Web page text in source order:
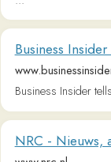
NRC - Nieuws,
www.nrc.nl
Nieuws, duiding,
De Standaard
www.standaard.be
Het meest recente